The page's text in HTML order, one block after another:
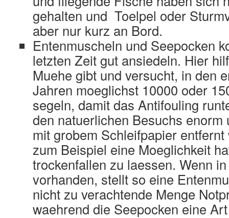
gehalten und Toelpel oder
aber nur kurz an Bord.
Entenmuscheln und Seepocken
letzten Zeit gut ansiedeln. Hier
Muehe gibt und versucht, in den
Jahren moeglichst 10000 oder
segeln, damit das Antifouling
den natuerlichen Besuchs enorm
mit grobem Schleifpapier
zum Beispiel eine Moeglichkeit
trockenfallen zu laessen. Wenn
vorhanden, stellt so eine
nicht zu verachtende Menge
waehrend die Seepocken eine